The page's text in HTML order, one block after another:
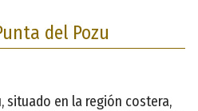
del Pozu
situado en la región costera,